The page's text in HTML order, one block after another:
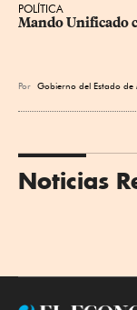
POLÍTICA
Mando Unificado
Por Gobierno del Estado de
Noticias